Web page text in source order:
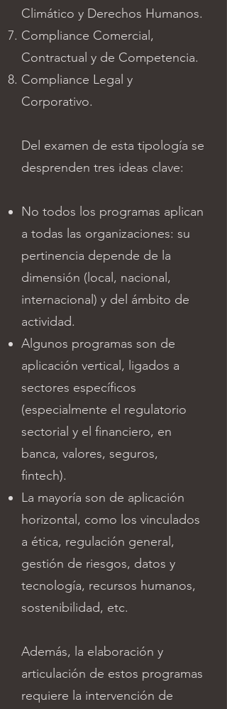
Climático y Derechos Humanos.
Compliance Comercial,
Contractual y de Competencia.
Compliance Legal y
Corporativo.
Del examen de esta tipología se
desprenden tres ideas clave:
No todos los programas aplican
a todas las organizaciones: su
pertinencia depende de la
dimensión (local, nacional,
internacional) y del ámbito de
actividad.
Algunos programas son de
aplicación vertical, ligados a
sectores específicos
(especialmente el regulatorio
sectorial y el financiero, en
banca, valores, seguros,
fintech).
La mayoría son de aplicación
horizontal, como los vinculados
a ética, regulación general,
gestión de riesgos, datos y
tecnología, recursos humanos,
sostenibilidad, etc.
Además, la elaboración y
articulación de estos programas
requiere la intervención de